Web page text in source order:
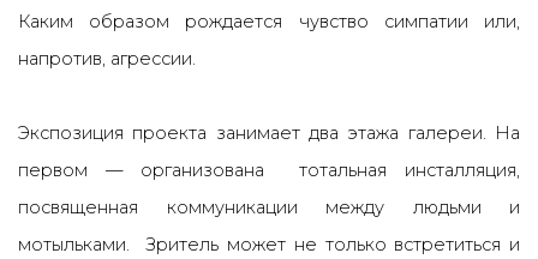
Каким образом рождается чувство симпатии или,
напротив, агрессии.
Экспозиция проекта занимает два этажа галереи. На
первом — организована тотальная инсталляция,
посвященная коммуникации между людьми и
мотыльками. Зритель может не только встретиться и